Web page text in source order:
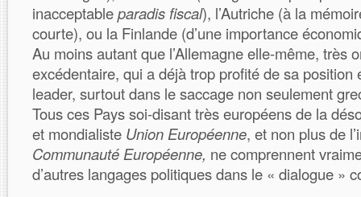
inacceptableparadis fiscal), l’Autriche (à la
courte), ou la Finlande (d’une importance
Au moins autant que l’Allemagne elle-même, très
excédentaire, qui a déjà trop profité de sa position
leader, surtout dans le saccage non seulement
Tous ces Pays soi-disant très européens de la
et mondialiste Union Européenne, et non plus de
Communauté Européenne, ne comprennent
d’autres langages politiques dans le « dialogue